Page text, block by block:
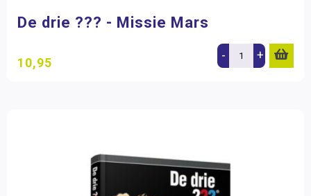
De drie ??? - Missie Mars
10,95 - +